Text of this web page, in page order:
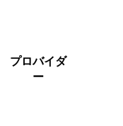
プロバイダ
ー